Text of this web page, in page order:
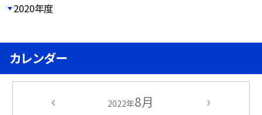
2020年度
カレンダー
2022年8月